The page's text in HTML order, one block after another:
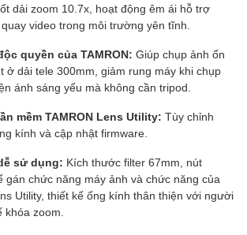
dải zoom 10.7x, hoạt động êm ái hỗ trợ
video trong môi trường yên tĩnh.
quyền của TAMRON: Giúp chụp ảnh ổn
ở dải tele 300mm, giảm rung máy khi chụp
ánh sáng yếu mà không cần tripod.
mềm TAMRON Lens Utility: Tùy chỉnh
kính và cập nhật firmware.
sử dụng: Kích thước filter 67mm, nút
gán chức năng máy ảnh và chức năng của
Utility, thiết kế ống kính thân thiện với người
zoom.